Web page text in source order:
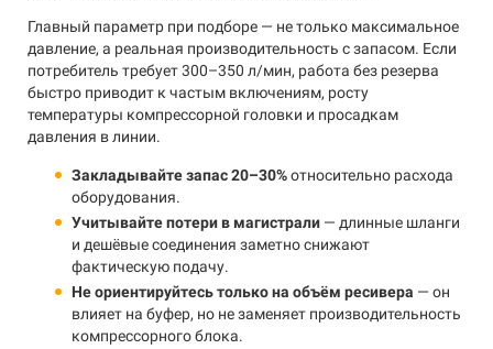
Главный параметр при подборе — не только максимальное
давление, а реальная производительность с запасом. Если
потребитель требует 300–350 л/мин, работа без резерва
быстро приводит к частым включениям, росту
температуры компрессорной головки и просадкам
давления в линии.
Закладывайте запас 20–30%относительно расхода
оборудования.
Учитывайте потери в магистрали — длинные шланги
и дешёвые соединения заметно снижают
фактическую подачу.
Не ориентируйтесь только на объём ресивера — он
влияет на буфер, но не заменяет производительность
компрессорного блока.